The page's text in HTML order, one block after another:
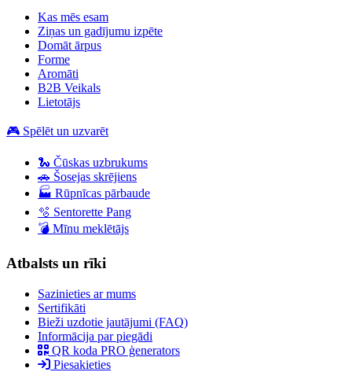
Kas mēs esam
Ziņas un gadījumu izpēte
Domāt ārpus
Forme
Aromāti
B2B Veikals
Lietotājs
🎮 Spēlēt un uzvarēt
🐍 Čūskas uzbrukums
🚗 Šosejas skrējiens
🏭 Rūpnīcas pārbaude
🫧 Sentorette Pang
💣 Mīnu meklētājs
Atbalsts un rīki
Sazinieties ar mums
Sertifikāti
Bieži uzdotie jautājumi (FAQ)
Informācija par piegādi
QR koda PRO ģenerators
Piesakieties